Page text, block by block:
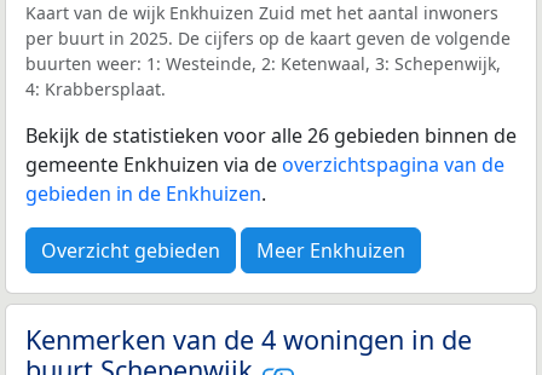
Kaart van de wijk Enkhuizen Zuid met het aantal inwoners
per buurt in 2025. De cijfers op de kaart geven de volgende
buurten weer: 1: Westeinde, 2: Ketenwaal, 3: Schepenwijk,
4: Krabbersplaat.
Bekijk de statistieken voor alle 26 gebieden binnen de
gemeente Enkhuizen via deoverzichtspagina van de
gebieden in de Enkhuizen.
Overzicht gebieden Meer Enkhuizen
Kenmerken van de 4 woningen in de